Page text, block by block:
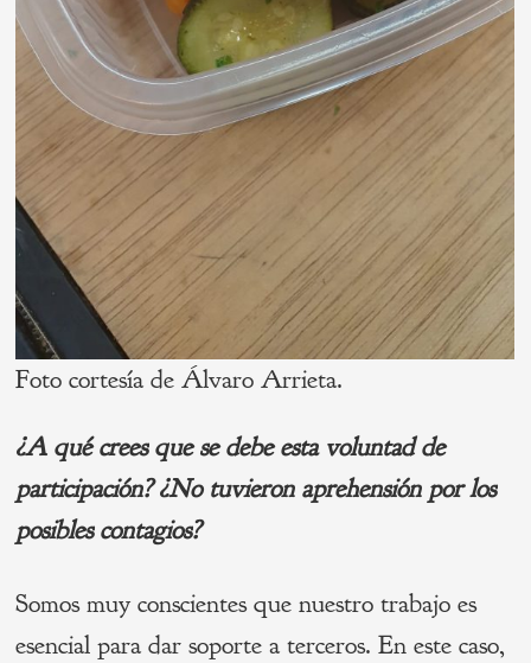
Foto cortesía de Álvaro Arrieta.
¿A qué crees que se debe esta voluntad de
participación?¿No tuvieron aprehensión por los
posibles contagios?
Somos muy conscientes que nuestro trabajo es
esencial para dar soporte a terceros. En este caso,